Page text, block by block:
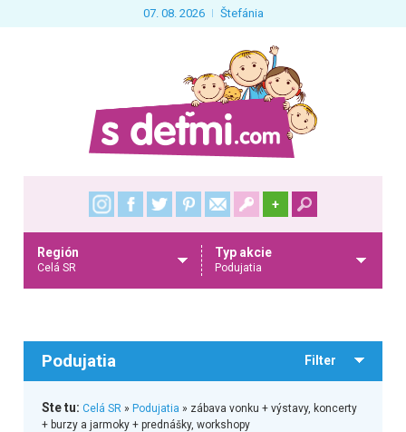
07. 08. 2026 Štefánia
+
Región
Celá SR
Typ akcie
Podujatia
Podujatia Filter
Ste tu: Celá SR» Podujatia » zábava vonku + výstavy, koncerty
+ burzy a jarmoky + prednášky, workshopy